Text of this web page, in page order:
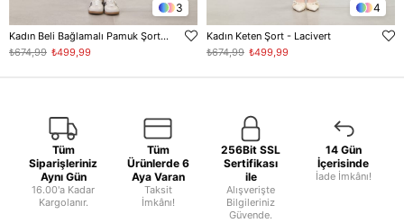
3
Kadın Beli Bağlamalı Pamuk Şort - Beyaz
₺499,99
₺674,99
4
Kadın Keten Şort - Lacivert
₺499,99
₺674,99
Tüm
Siparişleriniz
Aynı Gün
16.00'a Kadar
Kargolanır.
Tüm
Ürünlerde 6
Aya Varan
Taksit
İmkânı!
256Bit SSL
Sertifikası
ile
Alışverişte
Bilgileriniz
Güvende.
14 Gün
İçerisinde
İade İmkânı!